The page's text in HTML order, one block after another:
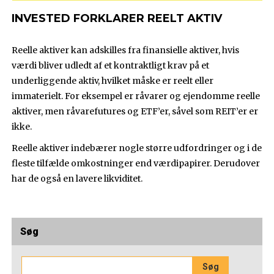
INVESTED FORKLARER REELT AKTIV
Reelle aktiver kan adskilles fra finansielle aktiver, hvis
værdi bliver udledt af et kontraktligt krav på et
underliggende aktiv, hvilket måske er reelt eller
immaterielt. For eksempel er råvarer og ejendomme reelle
aktiver, men råvarefutures og ETF’er, såvel som REIT’er er
ikke.
Reelle aktiver indebærer nogle større udfordringer og i de
fleste tilfælde omkostninger end værdipapirer. Derudover
har de også en lavere likviditet.
Søg